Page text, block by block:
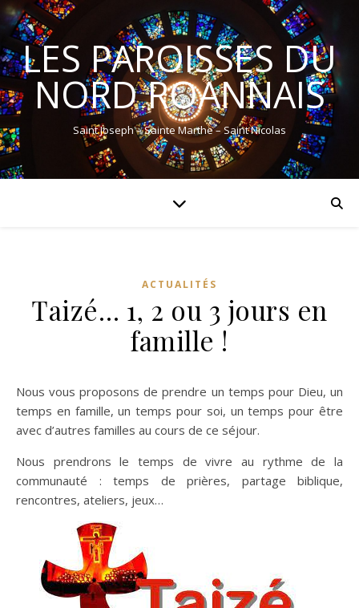
LES PAROISSES DU
NORD ROANNAIS
Saint Joseph – Sainte Marthe – Saint Nicolas
ACTUALITÉS
Taizé… 1, 2 ou 3 jours en
famille !
Nous vous proposons de prendre un temps pour Dieu, un
temps en famille, un temps pour soi, un temps pour être
avec d’autres familles au cours de ce séjour.
Nous prendrons le temps de vivre au rythme de la
communauté : temps de prières, partage biblique,
rencontres, ateliers, jeux…